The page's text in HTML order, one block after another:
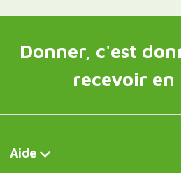
Donner, c'est
recevoir en
Aide